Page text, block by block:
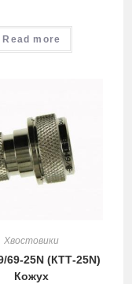
Read more
Хвостовики
69-25N (КТТ-25N)
Кожух